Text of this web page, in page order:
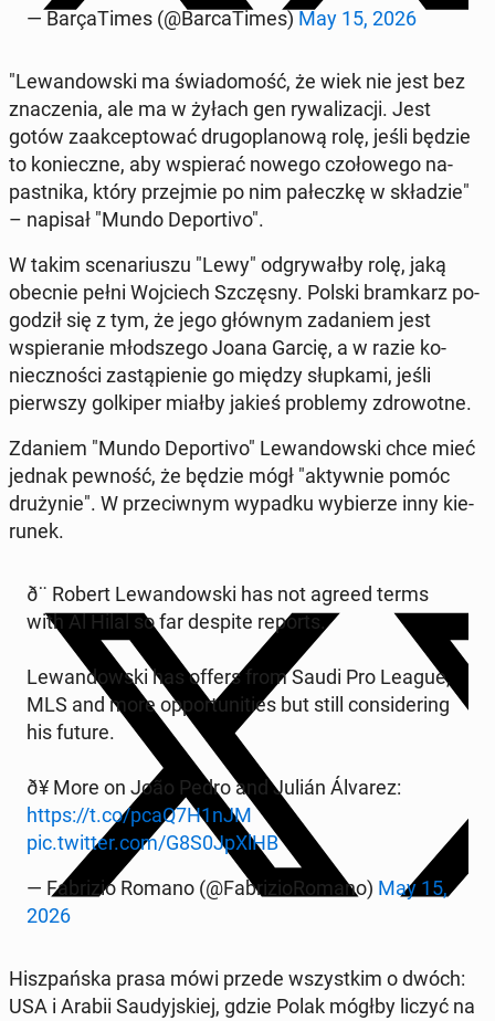
— Ba­rça­Ti­mes (@Bar­ca­Ti­mes) May 15, 2026
"Le­wan­dow­ski ma świa­do­mość, że wiek nie jest bez
zna­cze­nia, ale ma w żyłach gen ry­wa­li­za­cji. Jest
gotów za­ak­cep­to­wać dru­go­pla­no­wą rolę, jeśli będzie
to ko­niecz­ne, aby wspie­rać nowego czo­ło­we­go na­
past­ni­ka, który przej­mie po nim pa­łecz­kę w skła­dzie"
– napisał "Mundo De­por­ti­vo".
W takim sce­na­riu­szu "Lewy" od­gry­wał­by rolę, jaką
obecnie pełni Woj­ciech Szczę­sny. Polski bram­karz po­
go­dził się z tym, że jego głównym za­da­niem jest
wspie­ra­nie młod­sze­go Joana Garcię, a w razie ko­
niecz­no­ści za­stą­pie­nie go między słup­ka­mi, jeśli
pierw­szy gol­ki­per miałby jakieś pro­ble­my zdro­wot­ne.
Zdaniem "Mundo De­por­ti­vo" Le­wan­dow­ski chce mieć
jednak pewność, że będzie mógł "ak­tyw­nie pomóc
dru­ży­nie". W prze­ciw­nym wypadku wy­bie­rze inny kie­
ru­nek.
ð¨ Robert Le­wan­dow­ski has not agreed terms
with Al Hilal so far despite reports.
Le­wan­dow­ski has offers from Saudi Pro League,
MLS and more op­por­tu­ni­ties but still con­si­de­ring
his future.
ð¥ More on João Pedro and Julián Álvarez:
https://t.co/pcaQ7H1nJM
pic.twitter.com/G8S0JpXlHB
— Fa­bri­zio Romano (@Fa­bri­zio­Ro­ma­no) May 15,
2026
Hisz­pań­ska prasa mówi przede wszyst­kim o dwóch:
USA i Arabii Sau­dyj­skiej, gdzie Polak mógłby liczyć na